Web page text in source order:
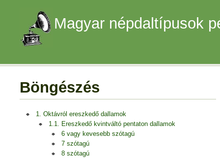
Magyar népdaltípusok
Böngészés
1. Oktávról ereszkedő dallamok
1.1. Ereszkedő kvintváltó pentaton dallamok
6 vagy kevesebb szótagú
7 szótagú
8 szótagú